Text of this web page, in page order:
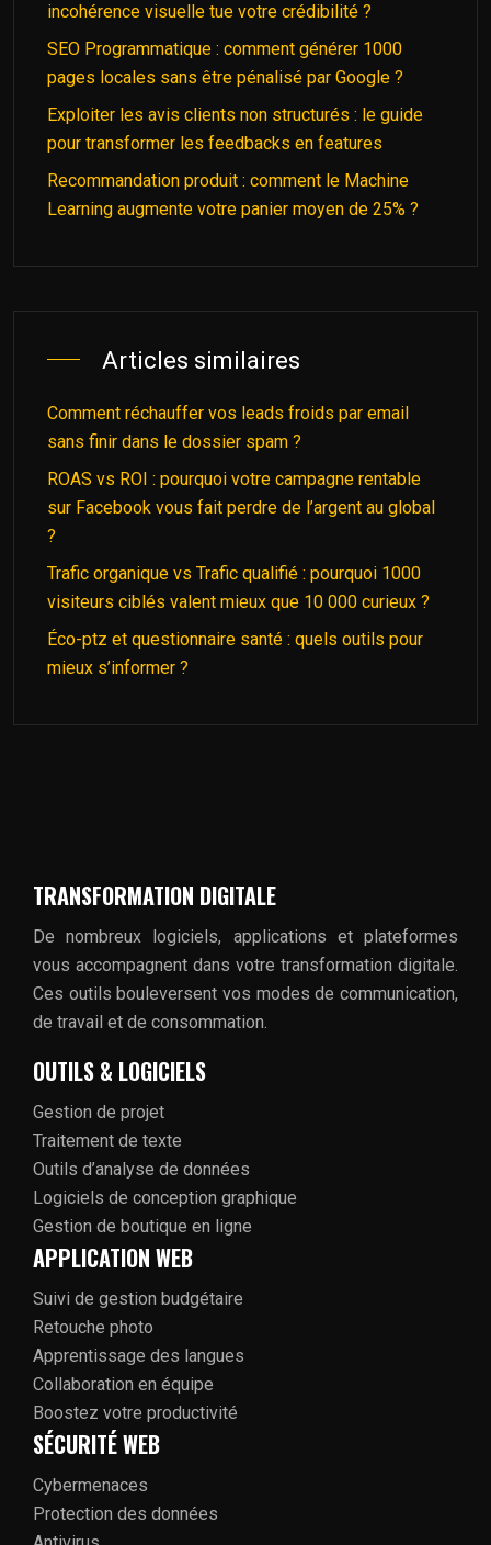
incohérence visuelle tue votre crédibilité ?
SEO Programmatique : comment générer 1000
pages locales sans être pénalisé par Google ?
Exploiter les avis clients non structurés : le guide
pour transformer les feedbacks en features
Recommandation produit : comment le Machine
Learning augmente votre panier moyen de 25% ?
Articles similaires
Comment réchauffer vos leads froids par email
sans finir dans le dossier spam ?
ROAS vs ROI : pourquoi votre campagne rentable
sur Facebook vous fait perdre de l’argent au global
?
Trafic organique vs Trafic qualifié : pourquoi 1000
visiteurs ciblés valent mieux que 10 000 curieux ?
Éco-ptz et questionnaire santé : quels outils pour
mieux s’informer ?
TRANSFORMATION DIGITALE
De nombreux logiciels, applications et plateformes
vous accompagnent dans votre transformation digitale.
Ces outils bouleversent vos modes de communication,
de travail et de consommation.
OUTILS & LOGICIELS
Gestion de projet
Traitement de texte
Outils d’analyse de données
Logiciels de conception graphique
Gestion de boutique en ligne
APPLICATION WEB
Suivi de gestion budgétaire
Retouche photo
Apprentissage des langues
Collaboration en équipe
Boostez votre productivité
SÉCURITÉ WEB
Cybermenaces
Protection des données